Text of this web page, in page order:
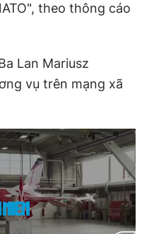
theo thông cáo
Lan Mariusz
vụ trên mạng xã